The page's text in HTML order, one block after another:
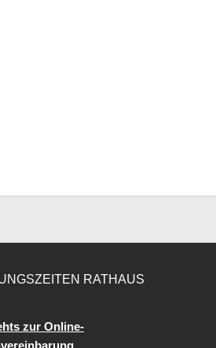
RATHAUS
zur Online-